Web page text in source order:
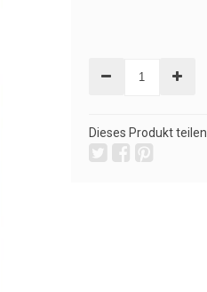
Dieses Produkt teilen